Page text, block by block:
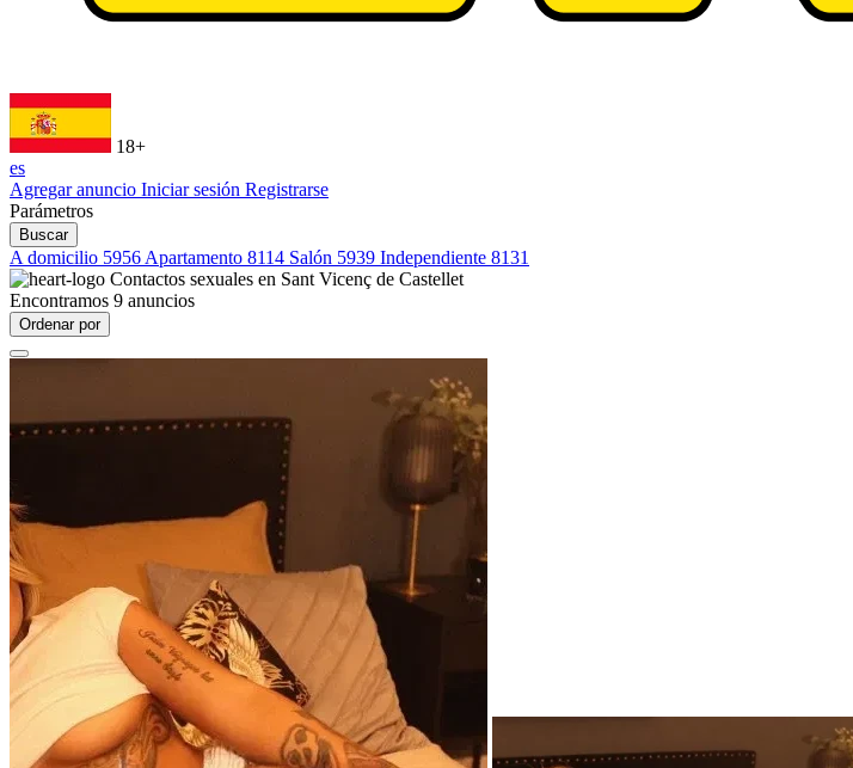
18+
es
Agregar anuncio Iniciar sesión Registrarse
Parámetros
Buscar
A domicilio 5956 Apartamento 8114 Salón 5939 Independiente 8131
Contactos sexuales en Sant Vicenç de Castellet
Encontramos 9 anuncios
Ordenar por